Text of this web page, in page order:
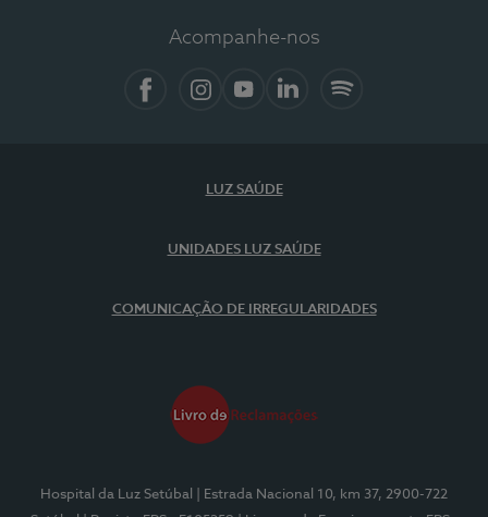
Acompanhe-nos
LUZ SAÚDE
UNIDADES LUZ SAÚDE
COMUNICAÇÃO DE IRREGULARIDADES
Hospital da Luz Setúbal
| Estrada Nacional 10, km 37, 2900-722